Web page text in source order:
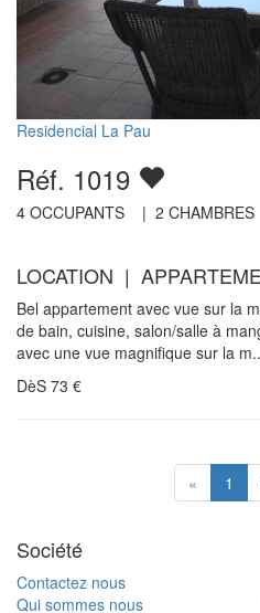
Residencial La Pau
Réf. 1019
4 OCCUPANTS | 2 CHAMBRES
LOCATION |
Bel appartement avec vue sur la
de bain, cuisine, salon/salle à
avec une vue magnifique sur la
DèS 73 €
« 1
Société
Contactez nous
Qui sommes nous